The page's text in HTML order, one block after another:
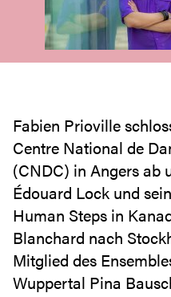
Fabien Prioville
Centre National de
(CNDC) in Angers ab
Édouard Lock und
Human Steps in
Blanchard nach
Mitglied des
Wuppertal Pina